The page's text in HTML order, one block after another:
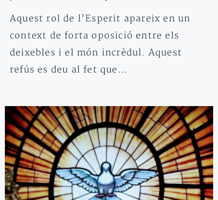
Aquest rol de l’Esperit apareix en un
context de forta oposició entre els
deixebles i el món incrèdul. Aquest
refús es deu al fet que…